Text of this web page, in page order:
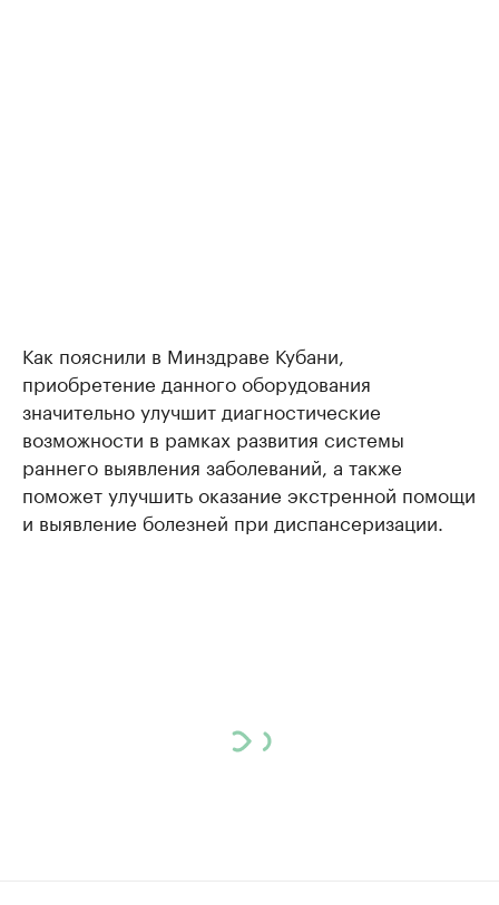
Как пояснили в Минздраве Кубани,
приобретение данного оборудования
значительно улучшит диагностические
возможности в рамках развития системы
раннего выявления заболеваний, а также
поможет улучшить оказание экстренной помощи
и выявление болезней при диспансеризации.